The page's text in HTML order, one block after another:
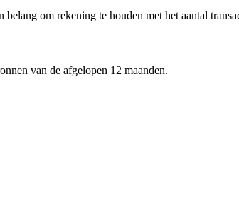
om rekening te houden met het aantal
van de afgelopen 12 maanden.